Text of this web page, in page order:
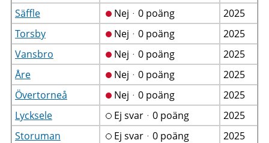
Säffle
Nejᆞ0 poäng
2025
Torsby
Nejᆞ0 poäng
2025
Vansbro
Nejᆞ0 poäng
2025
Åre
Nejᆞ0 poäng
2025
Övertorneå
Nejᆞ0 poäng
2025
Lycksele
Ej svarᆞ0 poäng
2025
Storuman
Ej svarᆞ0 poäng
2025